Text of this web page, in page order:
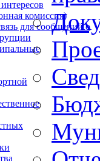
комиссия)
для сообщений о